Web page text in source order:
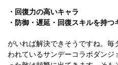
・回復力の高いキャラ
・防御・遅延・回復スキルを持つ
がいれば解決できそうですね。
われているサンデーコラボダン